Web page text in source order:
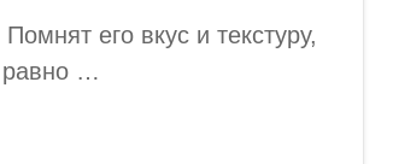
его вкус и текстуру,
равно …